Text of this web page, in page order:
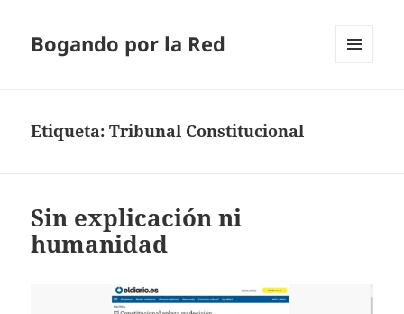
Bogando por la Red
Etiqueta:Tribunal Constitucional
Sin explicación ni
humanidad